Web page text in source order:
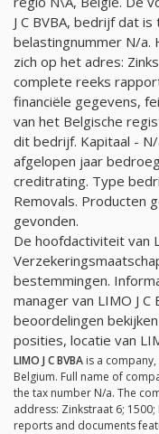
J C BVBA, bedrijf dat
belastingnummer N/a.
zich op het adres:
complete reeks
financiële gegevens,
van het Belgische
dit bedrijf. Kapitaal -
afgelopen jaar
creditrating. Type
Removals. Producten
gevonden.
De hoofdactiviteit van
bestemmingen.
manager van LIMO J C
beoordelingen
posities, locatie van
LIMO J C BVBA is a
Belgium. Full name of
the tax number N/a. The
address: Zinkstraat 6;
reports and documents